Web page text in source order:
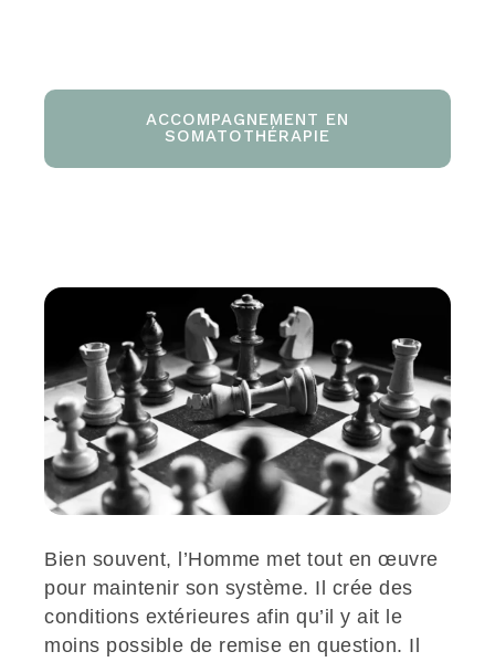
ACCOMPAGNEMENT EN
SOMATOTHÉRAPIE
Bien souvent, l’Homme met tout en œuvre
pour maintenir son système. Il crée des
conditions extérieures afin qu’il y ait le
moins possible de remise en question. Il